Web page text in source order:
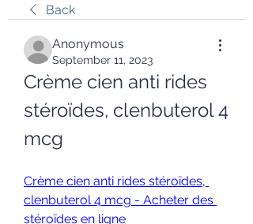
Back
Anonymous
September 11, 2023
Crème cien anti rides
stéroïdes, clenbuterol 4
mcg
Crème cien anti rides stéroïdes,
clenbuterol 4 mcg - Acheter des
stéroïdes en ligne